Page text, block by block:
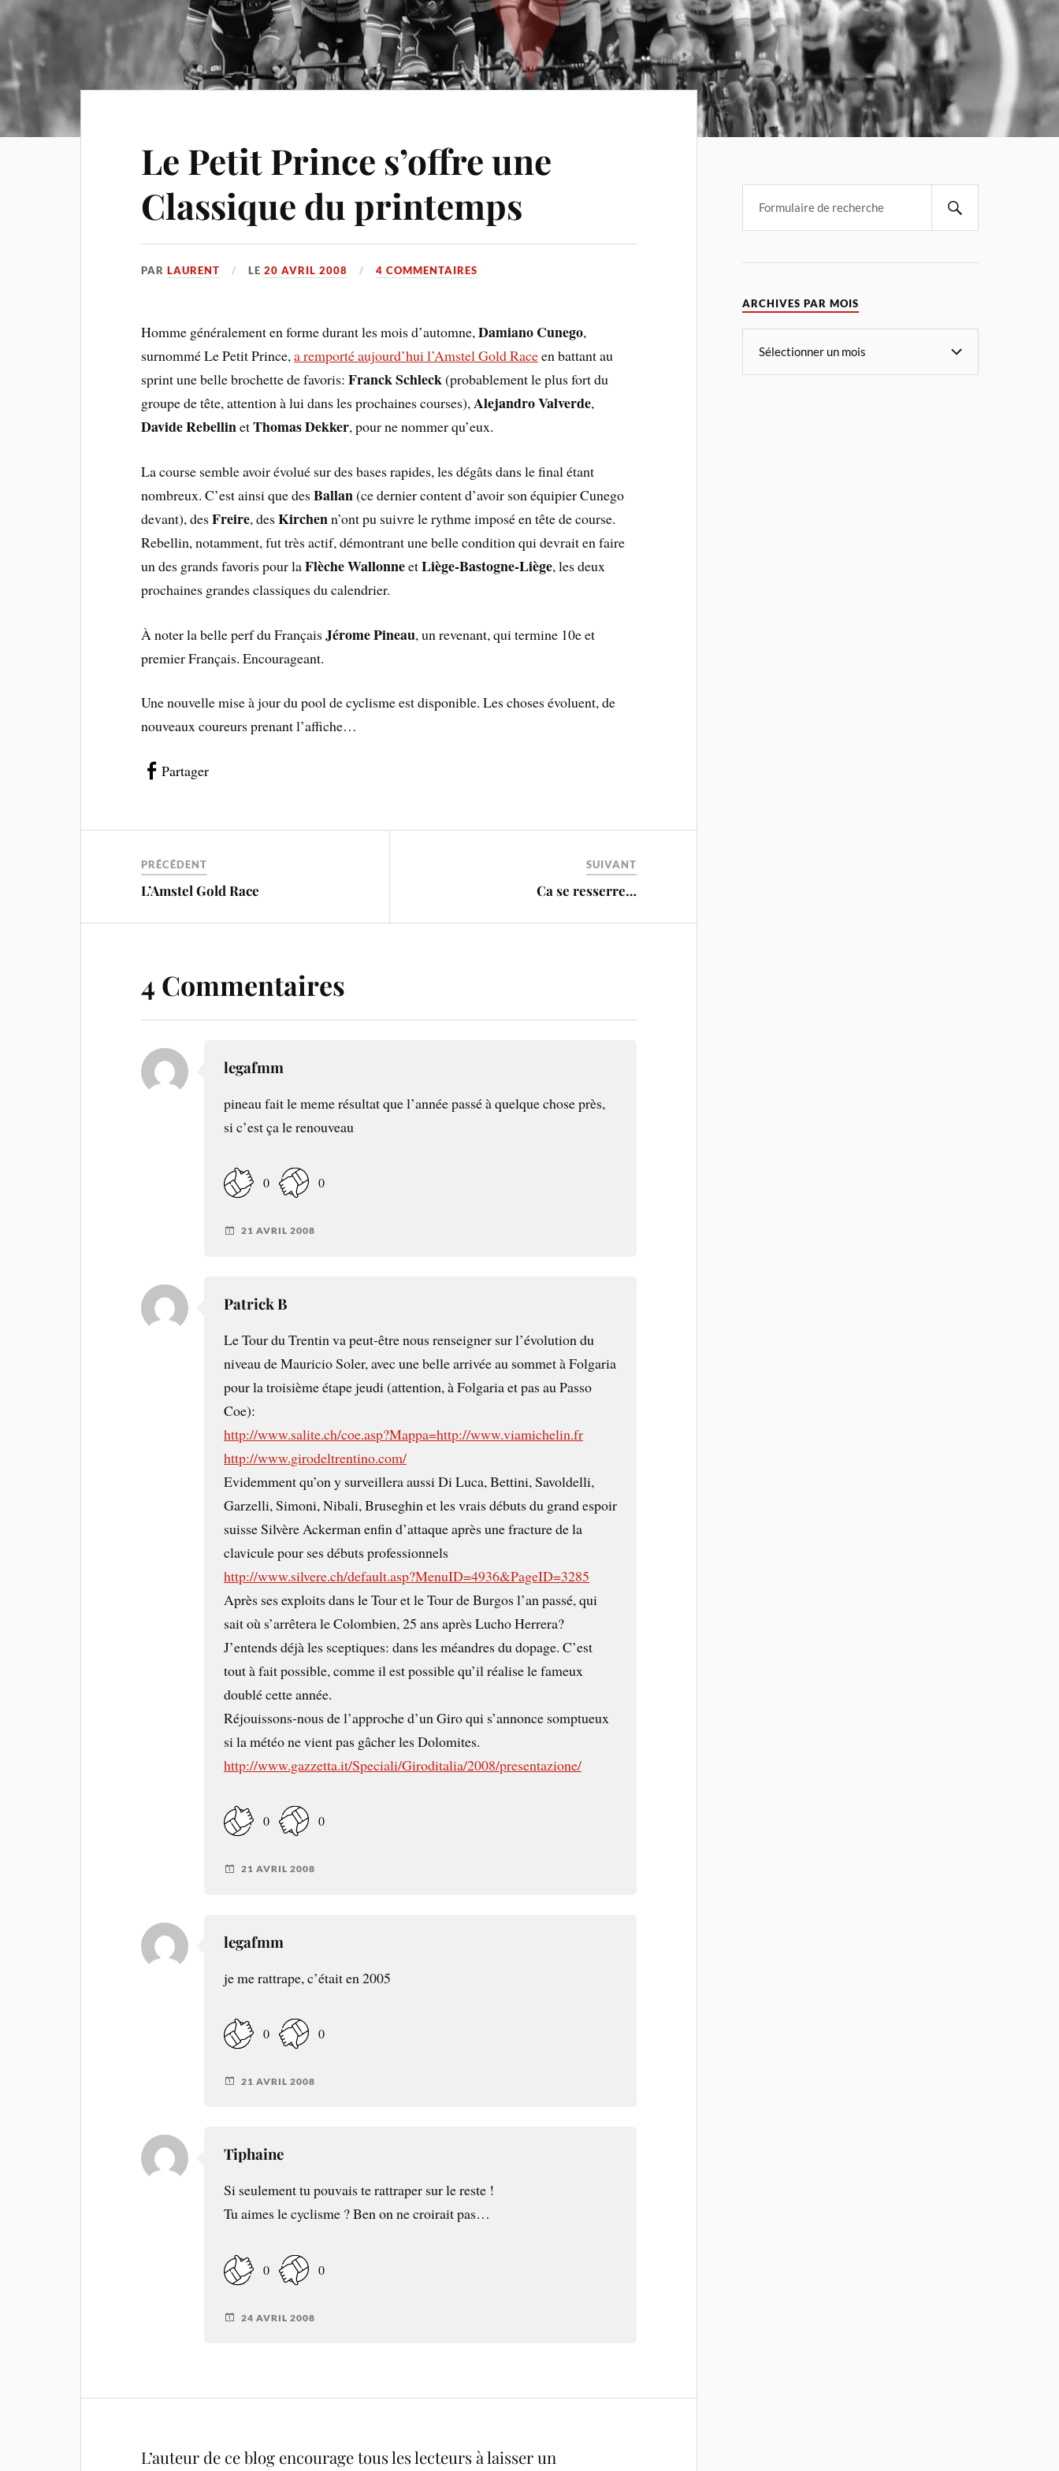
Le Petit Prince s’offre une
Classique du printemps
PARLAURENT LE20 AVRIL 2008 4 COMMENTAIRES
Homme généralement en forme durant les mois d’automne,Damiano Cunego,
surnommé Le Petit Prince,a remporté aujourd’hui l’Amstel Gold Raceen battant au
sprint une belle brochette de favoris:Franck Schleck(probablement le plus fort du
groupe de tête, attention à lui dans les prochaines courses),Alejandro Valverde,
Davide RebellinetThomas Dekker, pour ne nommer qu’eux.
La course semble avoir évolué sur des bases rapides, les dégâts dans le final étant
nombreux. C’est ainsi que desBallan(ce dernier content d’avoir son équipier Cunego
devant), desFreire, desKirchenn’ont pu suivre le rythme imposé en tête de course.
Rebellin, notamment, fut très actif, démontrant une belle condition qui devrait en faire
un des grands favoris pour laFlèche WallonneetLiège-Bastogne-Liège, les deux
prochaines grandes classiques du calendrier.
À noter la belle perf du FrançaisJérome Pineau, un revenant, qui termine 10e et
premier Français. Encourageant.
Une nouvelle mise à jour du pool de cyclisme est disponible. Les choses évoluent, de
nouveaux coureurs prenant l’affiche…
Partager
PRÉCÉDENT
L’Amstel Gold Race
SUIVANT
Ca se resserre…
4 Commentaires
legafmm
pineau fait le meme résultat que l’année passé à quelque chose près,
si c’est ça le renouveau
0 0
21 AVRIL 2008
Patrick B
Le Tour du Trentin va peut-être nous renseigner sur l’évolution du
niveau de Mauricio Soler, avec une belle arrivée au sommet à Folgaria
pour la troisième étape jeudi (attention, à Folgaria et pas au Passo
Coe):
http://www.salite.ch/coe.asp?Mappa=http://www.viamichelin.fr
http://www.girodeltrentino.com/
Evidemment qu’on y surveillera aussi Di Luca, Bettini, Savoldelli,
Garzelli, Simoni, Nibali, Bruseghin et les vrais débuts du grand espoir
suisse Silvère Ackerman enfin d’attaque après une fracture de la
clavicule pour ses débuts professionnels
http://www.silvere.ch/default.asp?MenuID=4936&PageID=3285
Après ses exploits dans le Tour et le Tour de Burgos l’an passé, qui
sait où s’arrêtera le Colombien, 25 ans après Lucho Herrera?
J’entends déjà les sceptiques: dans les méandres du dopage. C’est
tout à fait possible, comme il est possible qu’il réalise le fameux
doublé cette année.
Réjouissons-nous de l’approche d’un Giro qui s’annonce somptueux
si la météo ne vient pas gâcher les Dolomites.
http://www.gazzetta.it/Speciali/Giroditalia/2008/presentazione/
0 0
21 AVRIL 2008
legafmm
je me rattrape, c’était en 2005
0 0
21 AVRIL 2008
Tiphaine
Si seulement tu pouvais te rattraper sur le reste !
Tu aimes le cyclisme ? Ben on ne croirait pas…
0 0
24 AVRIL 2008
L’auteur de ce blog encourage tous les lecteurs à laisser un
ARCHIVES PAR MOIS